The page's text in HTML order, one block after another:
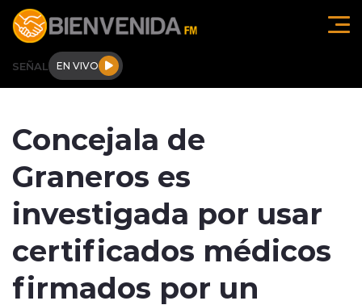
Click acá para ir directamente al contenido
SEÑAL EN VIVO
Actualidad
Regionales
Tendencias
Internacional
Concejala de
Graneros es
investigada por usar
certificados médicos
firmados por un